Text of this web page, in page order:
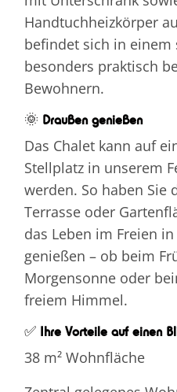
Handtuchheizkörper
befindet sich in einem
besonders praktisch
Bewohnern.
🌞 Draußen genießen
Das Chalet kann auf
Stellplatz in unserem
werden. So haben Sie
Terrasse oder
das Leben im Freien
genießen – ob beim
Morgensonne oder
freiem Himmel.
✅ Ihre Vorteile auf einen
38 m² Wohnfläche